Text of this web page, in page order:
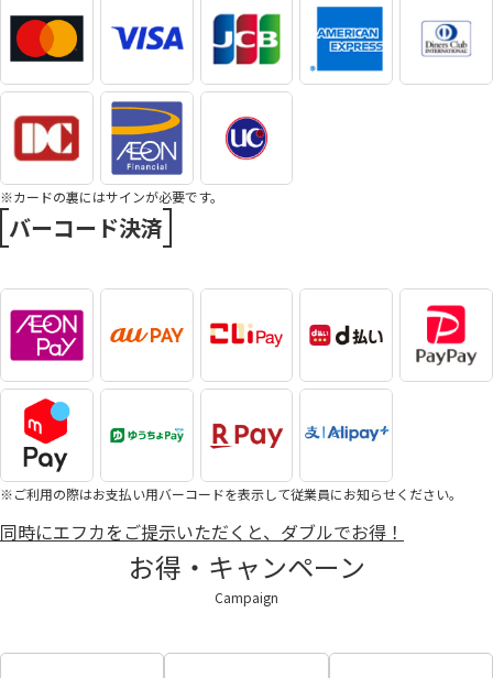
※カードの裏にはサインが必要です。
バーコード決済
※ご利用の際はお支払い用バーコードを表示して従業員にお知らせください。
同時にエフカをご提示いただくと、ダブルでお得！
お得・キャンペーン
Campaign